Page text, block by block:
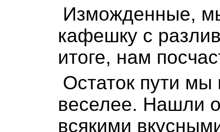
Изможденные,
кафешку с
итоге, нам
Остаток пути мы
веселее. Нашли
всякими